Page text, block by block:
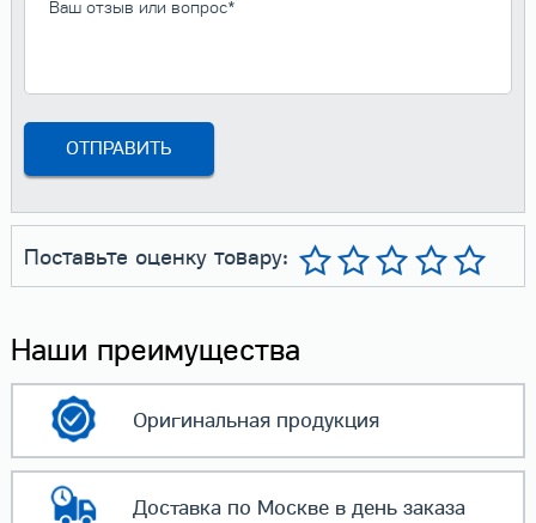
Поставьте оценку товару:
Наши преимущества
Оригинальнаяпродукция
Доставка по Москвев день заказа